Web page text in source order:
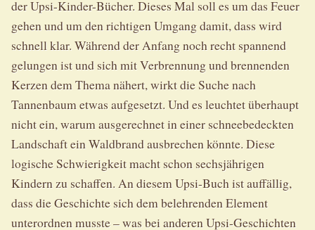
der Upsi-Kinder-Bücher. Dieses Mal soll es um das Feuer
gehen und um den richtigen Umgang damit, dass wird
schnell klar. Während der Anfang noch recht spannend
gelungen ist und sich mit Verbrennung und brennenden
Kerzen dem Thema nähert, wirkt die Suche nach
Tannenbaum etwas aufgesetzt. Und es leuchtet überhaupt
nicht ein, warum ausgerechnet in einer schneebedeckten
Landschaft ein Waldbrand ausbrechen könnte. Diese
logische Schwierigkeit macht schon sechsjährigen
Kindern zu schaffen. An diesem Upsi-Buch ist auffällig,
dass die Geschichte sich dem belehrenden Element
unterordnen musste – was bei anderen Upsi-Geschichten